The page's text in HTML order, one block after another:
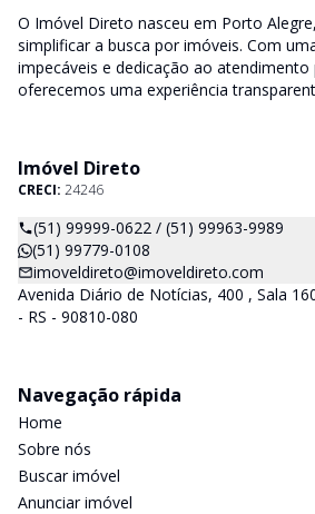
O Imóvel Direto nasceu em Porto
simplificar a busca por imóveis. Com
impecáveis e dedicação ao atendimento
oferecemos uma experiência
Imóvel Direto
CRECI: 24246
(51) 99999-0622 / (51) 99963-9989
(51) 99779-0108
imoveldireto@imoveldireto.com
Avenida Diário de Notícias, 400 , Sala
- RS - 90810-080
Navegação rápida
Home
Sobre nós
Buscar imóvel
Anunciar imóvel